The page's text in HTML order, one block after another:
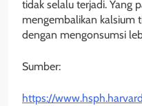
tidak selalu terjadi. Yang
mengembalikan kalsium
dengan mengonsumsi
Sumber:
https://